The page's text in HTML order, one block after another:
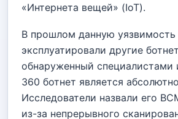
«Интернета вещей» (IoT).
В прошлом данную
эксплуатировали другие
обнаруженный специалистами
360 ботнет является
Исследователи назвали его
из-за непрерывного